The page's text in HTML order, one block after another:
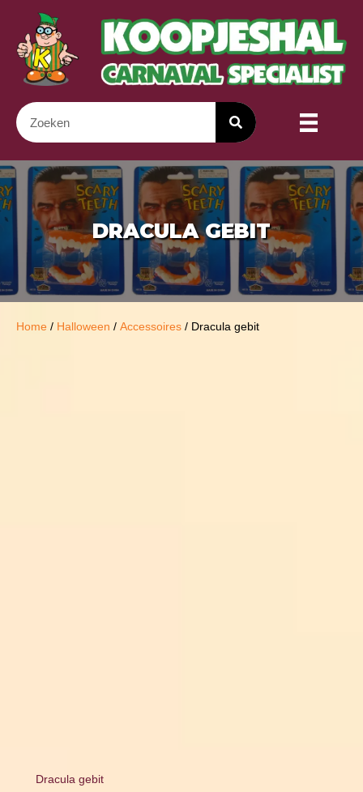
DRACULA GEBIT
Home / Halloween / Accessoires / Dracula gebit
Dracula gebit